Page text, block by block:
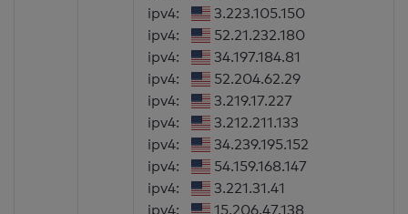
ipv4:
3.223.105.150
ipv4:
52.21.232.180
ipv4:
34.197.184.81
ipv4:
52.204.62.29
ipv4:
3.219.17.227
ipv4:
3.212.211.133
ipv4:
34.239.195.152
ipv4:
54.159.168.147
ipv4:
3.221.31.41
ipv4:
15.206.47.138